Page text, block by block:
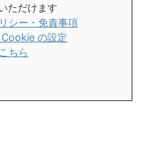
ただけます
シー・免責事項
の設定
ちら